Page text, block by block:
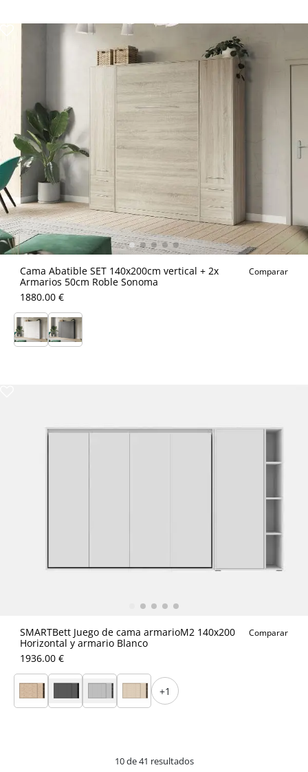
Cama Abatible SET 140x200cm vertical + 2x
Armarios 50cm Roble Sonoma
Comparar
1880.00 €
SMARTBett Juego de cama armarioM2 140x200
Horizontal y armario Blanco
Comparar
1936.00 €
+1
10 de 41 resultados